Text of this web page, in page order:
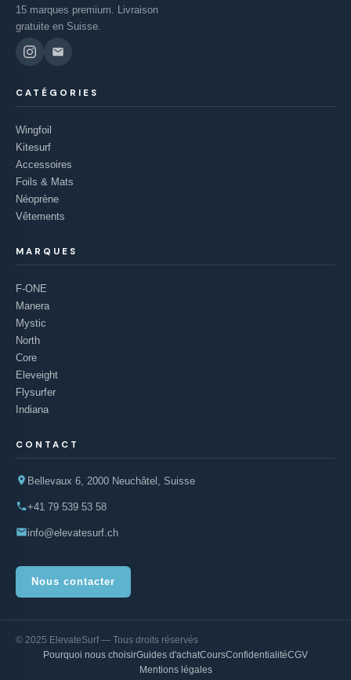
15 marques premium. Livraison
gratuite en Suisse.
CATÉGORIES
Wingfoil
Kitesurf
Accessoires
Foils & Mats
Néoprène
Vêtements
MARQUES
F-ONE
Manera
Mystic
North
Core
Eleveight
Flysurfer
Indiana
CONTACT
Bellevaux 6, 2000 Neuchâtel, Suisse
+41 79 539 53 58
info@elevatesurf.ch
Nous contacter
© 2025 ElevateSurf — Tous droits réservés
Pourquoi nous choisirGuides d'achatCoursConfidentialitéCGV
Mentions légales